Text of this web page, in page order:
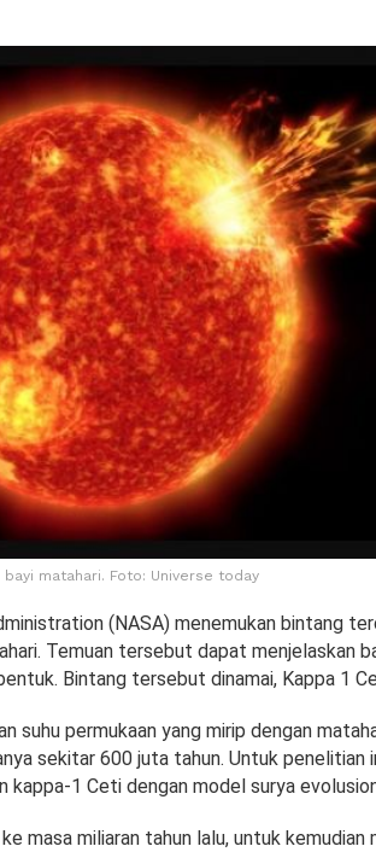
matahari. Foto: Universe today
(NASA) menemukan bintang
Temuan tersebut dapat menjelaskan
Bintang tersebut dinamai, Kappa 1
suhu permukaan yang mirip dengan
sekitar 600 juta tahun. Untuk penelitian
kappa-1 Ceti dengan model surya
masa miliaran tahun lalu, untuk